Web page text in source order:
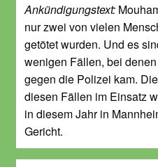
Ankündigungstext:
nur zwei von vielen
getötet wurden. Und es
wenigen Fällen, bei
gegen die Polizei kam.
diesen Fällen im Einsatz
in diesem Jahr in
Gericht.